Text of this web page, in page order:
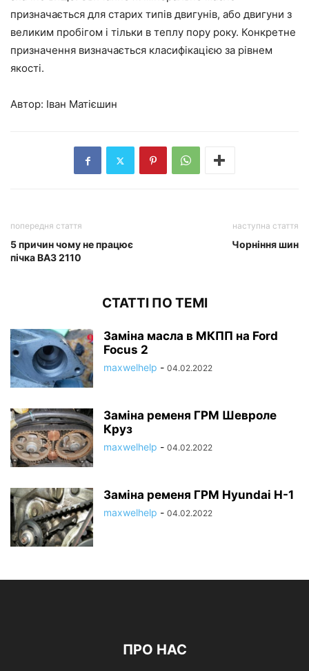
призначається для старих типів двигунів, або двигуни з
великим пробігом і тільки в теплу пору року. Конкретне
призначення визначається класифікацією за рівнем
якості.
Автор: Іван Матієшин
попередня стаття
5 причин чому не працює
пічка ВАЗ 2110
наступна стаття
Чорніння шин
СТАТТІ ПО ТЕМІ
Заміна масла в МКПП на Ford
Focus 2
maxwelhelp - 04.02.2022
Заміна ременя ГРМ Шевроле
Круз
maxwelhelp - 04.02.2022
Заміна ременя ГРМ Hyundai H-1
maxwelhelp - 04.02.2022
ПРО НАС